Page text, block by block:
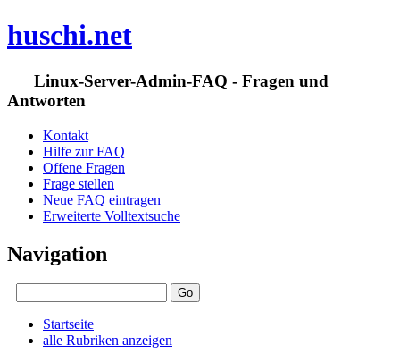
huschi.net
Linux-Server-Admin-FAQ - Fragen und
Antworten
Kontakt
Hilfe zur FAQ
Offene Fragen
Frage stellen
Neue FAQ eintragen
Erweiterte Volltextsuche
Navigation
Startseite
alle Rubriken anzeigen